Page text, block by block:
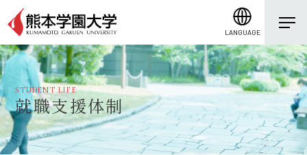
LANGUAGE
STUDENT LIFE
就職支援体制